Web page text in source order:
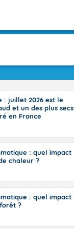
: juillet 2026 est le
et un des plus secs
en France
: quel impact
chaleur ?
: quel impact
?